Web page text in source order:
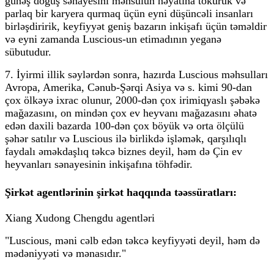
parlaq bir karyera qurmaq üçün eyni düşüncəli insanları
birləşdiririk, keyfiyyət geniş bazarın inkişafı üçün təməldir
və eyni zamanda Luscious-un etimadının yeganə
sübutudur.
7. İyirmi illik səylərdən sonra, hazırda Luscious məhsulları
Avropa, Amerika, Cənub-Şərqi Asiya və s. kimi 90-dan
çox ölkəyə ixrac olunur, 2000-dən çox irimiqyaslı şəbəkə
mağazasını, on mindən çox ev heyvanı mağazasını əhatə
edən daxili bazarda 100-dən çox böyük və orta ölçülü
şəhər satılır və Luscious ilə birlikdə işləmək, qarşılıqlı
faydalı əməkdaşlıq təkcə biznes deyil, həm də Çin ev
heyvanları sənayesinin inkişafına töhfədir.
Şirkət agentlərinin şirkət haqqında təəssüratları:
Xiang Xudong Chengdu agentləri
"Luscious, məni cəlb edən təkcə keyfiyyəti deyil, həm də
mədəniyyəti və mənasıdır."